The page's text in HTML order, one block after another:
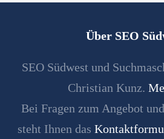
Über SEO
SEO Südwest und
Christian Kunz.
Bei Fragen zum Angebot
steht Ihnen das